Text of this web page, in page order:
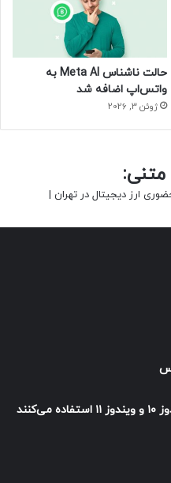
حالت ناشناس Meta AI به
واتس‌اپ اضافه شد
ژوئن 3, 2026
متنی:
ارز دیجیتال در تهران |